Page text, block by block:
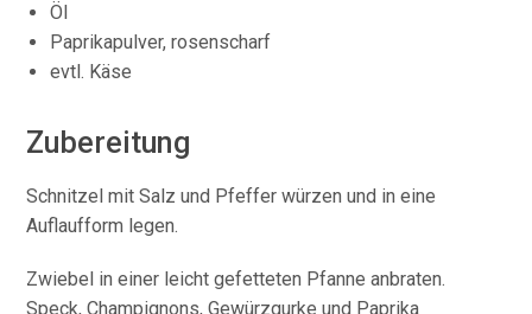
Öl
Paprikapulver, rosenscharf
evtl. Käse
Zubereitung
Schnitzel mit Salz und Pfeffer würzen und in eine
Auflaufform legen.
Zwiebel in einer leicht gefetteten Pfanne anbraten.
Speck, Champignons, Gewürzgurke und Paprika